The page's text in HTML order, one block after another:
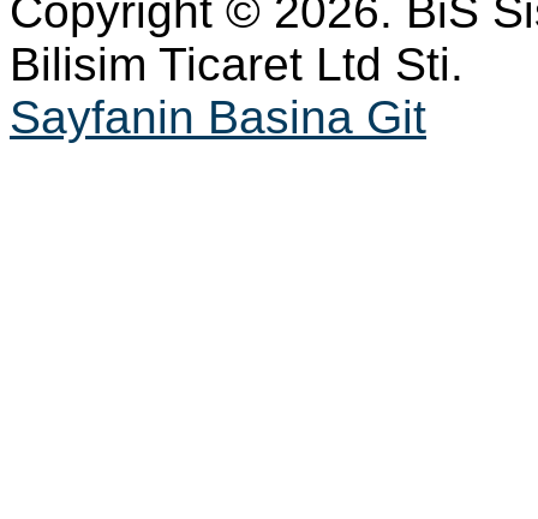
Copyright © 2026. BiS
Bilisim Ticaret Ltd Sti.
Sayfanin Basina Git